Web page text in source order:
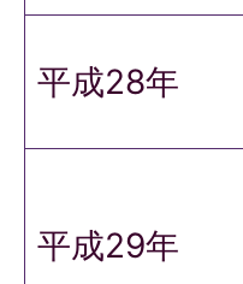
平成28年
平成29年